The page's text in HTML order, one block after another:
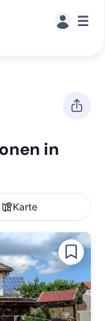
☰
in
Karte